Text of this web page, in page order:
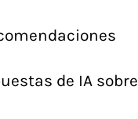
de IA sobre